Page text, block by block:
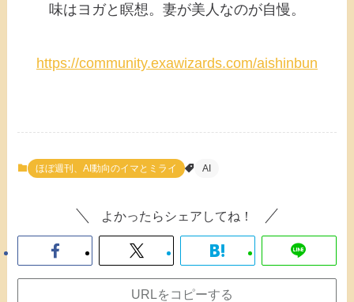
味はヨガと瞑想。妻が美人なのが自慢。
https://community.exawizards.com/aishinbun
ほぼ週刊、AI動向のイマとミライ AI
よかったらシェアしてね！
URLをコピーする